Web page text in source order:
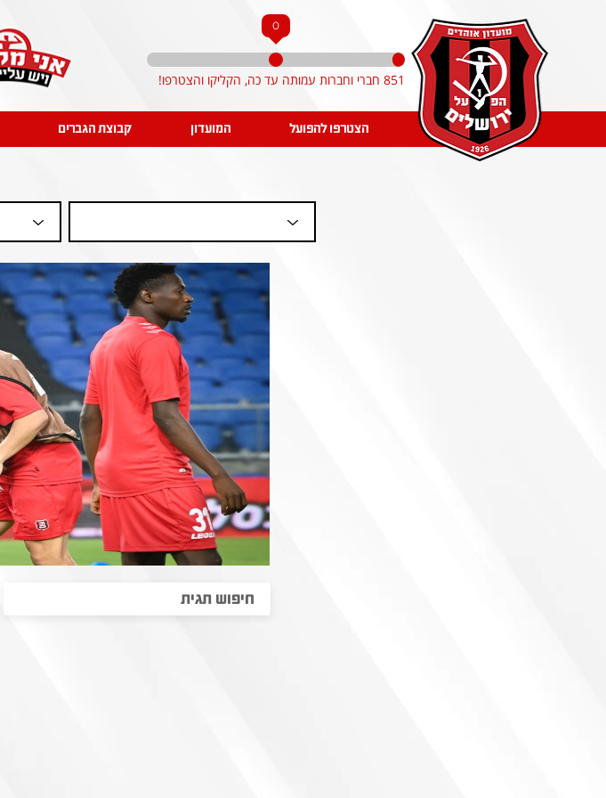
0
851 חברי וחברות עמותה עד כה, הקליקו והצטרפו!
הצטרפו להפועל המועדון קבוצת הגברים